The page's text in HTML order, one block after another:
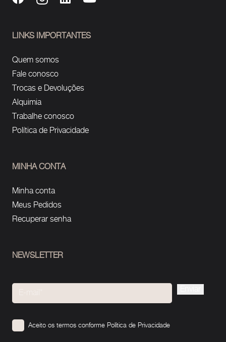
LINKS IMPORTANTES
Quem somos
Fale conosco
Trocas e Devoluções
Alquimia
Trabalhe conosco
Política de Privacidade
MINHA CONTA
Minha conta
Meus Pedidos
Recuperar senha
NEWSLETTER
Aceito os termos conforme Política de Privacidade